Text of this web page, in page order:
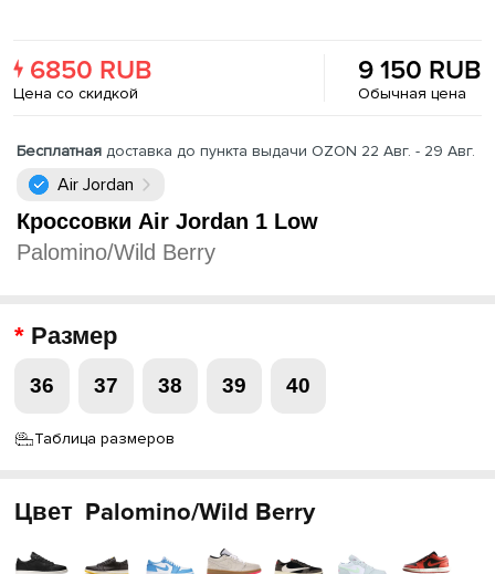
6850 RUB
Цена со скидкой
9 150 RUB
Обычная цена
Бесплатная доставка до пункта выдачи OZON 22 Авг. - 29 Авг.
Air Jordan
Кроссовки Air Jordan 1 Low
Palomino/Wild Berry
Размер
36 37 38 39 40
Таблица размеров
Цвет Palomino/Wild Berry